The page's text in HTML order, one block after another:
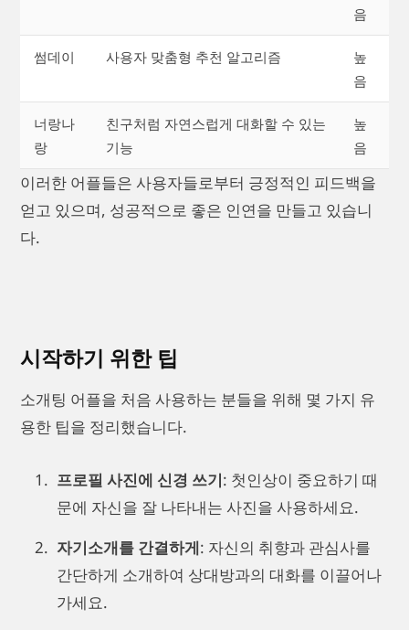
음
썸데이 사용자 맞춤형 추천 알고리즘
높
음
너랑나
랑
친구처럼 자연스럽게 대화할 수 있는
기능
높
음
이러한 어플들은 사용자들로부터 긍정적인 피드백을
얻고 있으며, 성공적으로 좋은 인연을 만들고 있습니
다.
시작하기 위한 팁
소개팅 어플을 처음 사용하는 분들을 위해 몇 가지 유
용한 팁을 정리했습니다.
프로필 사진에 신경 쓰기: 첫인상이 중요하기 때
문에 자신을 잘 나타내는 사진을 사용하세요.
자기소개를 간결하게: 자신의 취향과 관심사를
간단하게 소개하여 상대방과의 대화를 이끌어나
가세요.